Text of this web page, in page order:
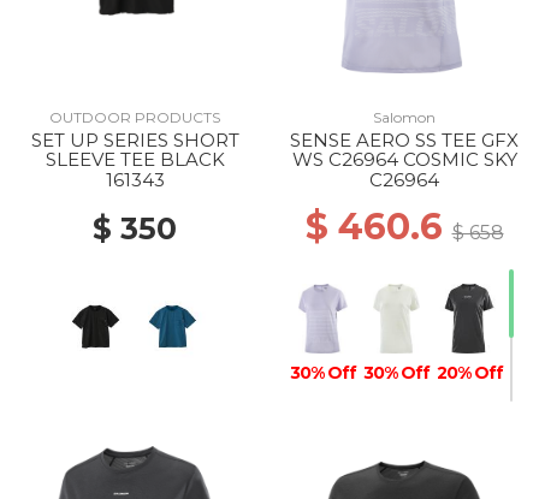
OUTDOOR PRODUCTS
SET UP SERIES SHORT
SLEEVE TEE BLACK
161343
$ 350
Salomon
SENSE AERO SS TEE GFX
WS C26964 COSMIC SKY
C26964
$ 460.6$ 658
30% Off 30% Off 20% Off